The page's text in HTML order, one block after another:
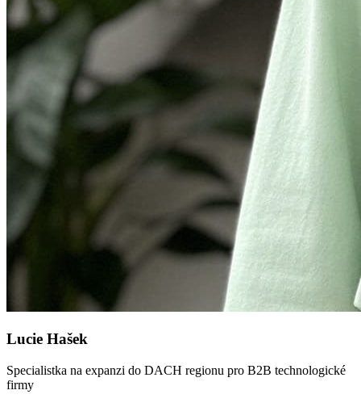
Lucie Hašek
Specialistka na expanzi do DACH regionu pro B2B technologické
firmy